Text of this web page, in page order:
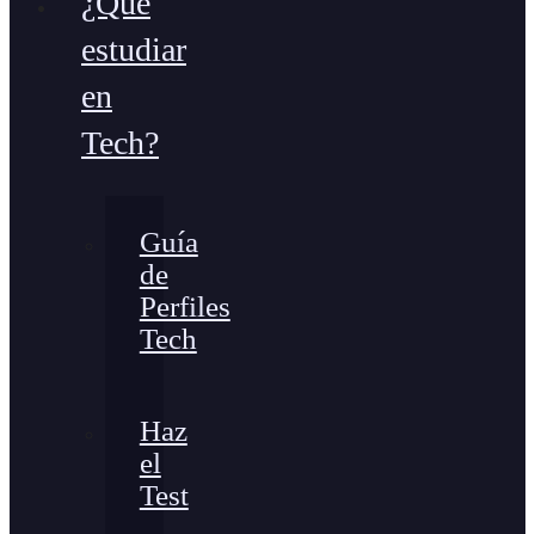
estudiar
en
Tech?
Guía
de
Perfiles
Tech
Haz
el
Test